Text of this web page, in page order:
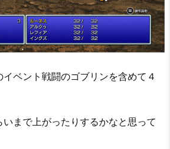
ベント戦闘のゴブリンを含めて４
まで上がったりするかなと思って